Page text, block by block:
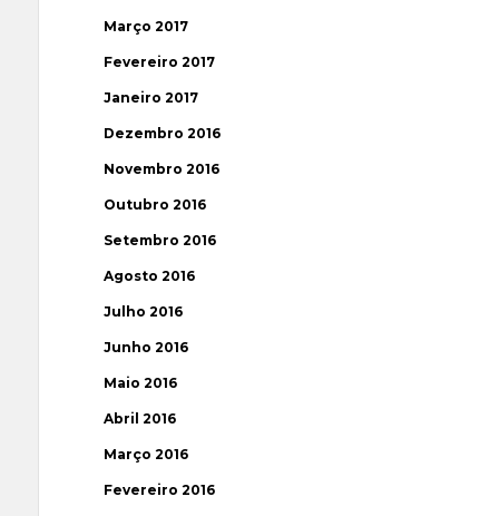
Março 2017
Fevereiro 2017
Janeiro 2017
Dezembro 2016
Novembro 2016
Outubro 2016
Setembro 2016
Agosto 2016
Julho 2016
Junho 2016
Maio 2016
Abril 2016
Março 2016
Fevereiro 2016